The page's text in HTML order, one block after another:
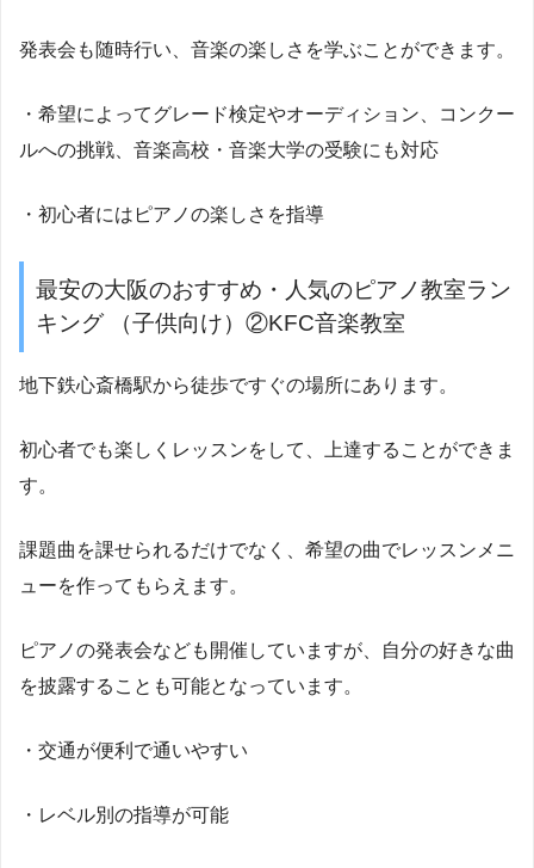
発表会も随時行い、音楽の楽しさを学ぶことができます。
・希望によってグレード検定やオーディション、コンクー
ルへの挑戦、音楽高校・音楽大学の受験にも対応
・初心者にはピアノの楽しさを指導
最安の大阪のおすすめ・人気のピアノ教室ラン
キング （子供向け）②KFC音楽教室
地下鉄心斎橋駅から徒歩ですぐの場所にあります。
初心者でも楽しくレッスンをして、上達することができま
す。
課題曲を課せられるだけでなく、希望の曲でレッスンメニ
ューを作ってもらえます。
ピアノの発表会なども開催していますが、自分の好きな曲
を披露することも可能となっています。
・交通が便利で通いやすい
・レベル別の指導が可能